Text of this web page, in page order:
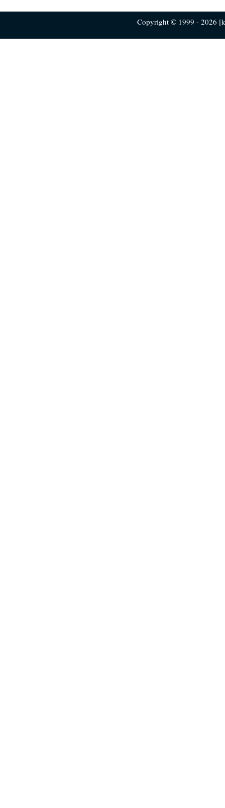
Copyright © 1999 - 2026